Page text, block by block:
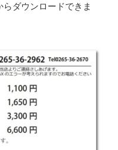
らダウンロードできま